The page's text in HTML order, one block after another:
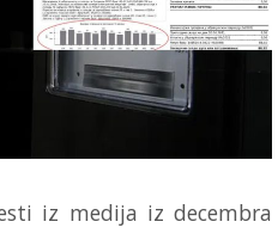
iz medija iz decembra